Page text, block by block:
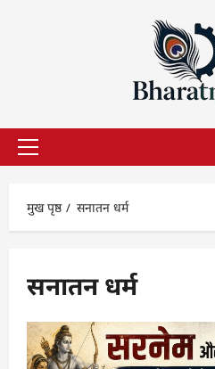
प्राथमिक
मुख पृष्ठ
सनातन धर्म
सनातन धर्म